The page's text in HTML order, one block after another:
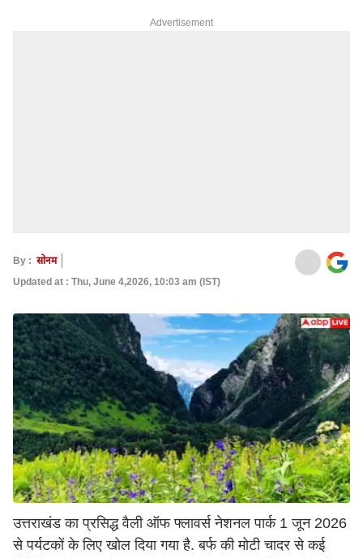
Advertisement
By : सोनम
Updated at : Thu, June 4,2026, 10:03 am (IST)
उत्तराखंड का प्रसिद्ध वैली ऑफ फ्लावर्स नेशनल पार्क 1 जून 2026
से पर्यटकों के लिए खोल दिया गया है. बर्फ की मोटी चादर से कई